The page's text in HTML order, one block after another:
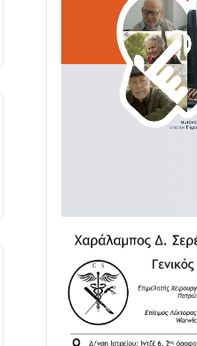
Σε φουλ ρυθμούς το
Άγιος Νικόλαος |
03/08 • 11:11
Με Αρχιερατική
Πανήγυρη της
Σωτήρος στο Γολέμι
02/08 • 18:26
Διαβάστε την
κυκλοφορεί
31/07 • 08:16
Δωρίδα για Όλους:
των νερών στην